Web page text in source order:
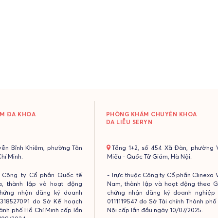
ĐA KHOA
Bỉnh Khiêm, phường Tân
Minh.
Công ty Cổ phần Quốc tế
thành lập và hoạt động
nhận đăng ký doanh
do Sở Kế hoạch
phố Hồ Chí Minh cấp lần
PHÒNG KHÁM CHUYÊN KHOA
DA LIỄU SERYN
- Tầng 1+2, số 454 Xã Đàn, phường
Miếu - Quốc Tử Giám, Hà Nội.
- Trực thuộc Công ty Cổ phần Clinexa
Nam, thành lập và hoạt động theo
chứng nhận đăng ký doanh nghiệp
0111119547 do Sở Tài chính Thành
Nội cấp lần đầu ngày 10/07/2025.